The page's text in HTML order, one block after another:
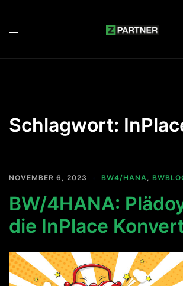
Schlagwort:
NOVEMBER 6, 2023 BW4/HANA,
BW/4HANA:
die InPlace